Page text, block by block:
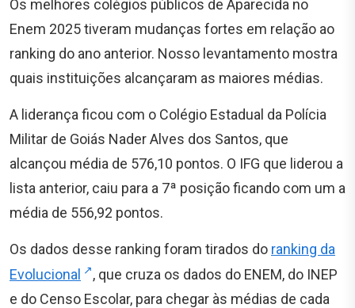
Os melhores colégios públicos de Aparecida no
Enem 2025 tiveram mudanças fortes em relação ao
ranking do ano anterior. Nosso levantamento mostra
quais instituições alcançaram as maiores médias.
A liderança ficou com o Colégio Estadual da Polícia
Militar de Goiás Nader Alves dos Santos, que
alcançou média de 576,10 pontos. O IFG que liderou a
lista anterior, caiu para a 7ª posição ficando com um a
média de 556,92 pontos.
Os dados desse ranking foram tirados do ranking da
Evolucional
, que cruza os dados do ENEM, do INEP
e do Censo Escolar, para chegar às médias de cada